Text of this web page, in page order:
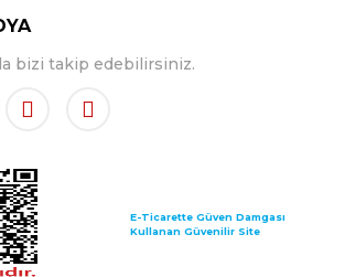
bizi takip edebilirsiniz.
E-Ticarette Güven Damgası
Kullanan Güvenilir Site